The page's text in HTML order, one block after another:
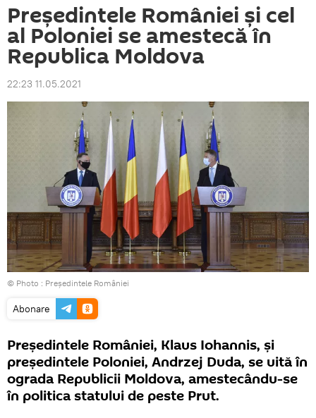
Președintele României și cel
al Poloniei se amestecă în
Republica Moldova
22:23 11.05.2021
© Photo : Președintele României
Abonare
Președintele României, Klaus Iohannis, şi
președintele Poloniei, Andrzej Duda, se uită în
ograda Republicii Moldova, amestecându-se
în politica statului de peste Prut.